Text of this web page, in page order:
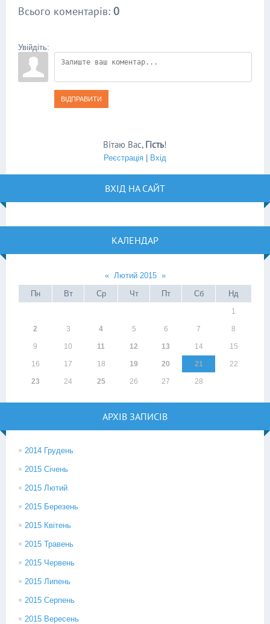
Всього коментарів: 0
Увійдіть:
ВІДПРАВИТИ
Вітаю Вас, Гість!
Реєстрація Вхід
ВХІД НА САЙТ
КАЛЕНДАР
« Лютий 2015 »
Пн
Вт Ср Чт Пт Сб Нд
1
2 3 4 5 6 7 8
9 10 11 12 13 14 15
16 17 18 19 20 21 22
23 24 25 26 27 28
АРХІВ ЗАПИСІВ
2014 Грудень
2015 Січень
2015 Лютий
2015 Березень
2015 Квітень
2015 Травень
2015 Червень
2015 Липень
2015 Серпень
2015 Вересень